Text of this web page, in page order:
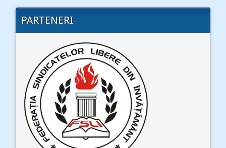
PARTENERI